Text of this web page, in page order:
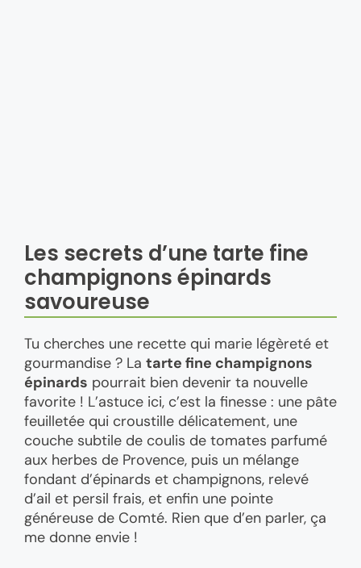
Les secrets d’une tarte fine
champignons épinards
savoureuse
Tu cherches une recette qui marie légèreté et
gourmandise ? La tarte fine champignons
épinards pourrait bien devenir ta nouvelle
favorite ! L’astuce ici, c’est la finesse : une pâte
feuilletée qui croustille délicatement, une
couche subtile de coulis de tomates parfumé
aux herbes de Provence, puis un mélange
fondant d’épinards et champignons, relevé
d’ail et persil frais, et enfin une pointe
généreuse de Comté. Rien que d’en parler, ça
me donne envie !